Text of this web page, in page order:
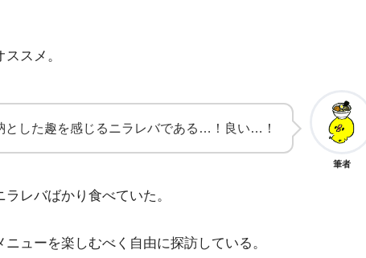
スメ。
筆者
とした趣を感じるニラレバである…！良い…！
レバばかり食べていた。
ューを楽しむべく自由に探訪している。